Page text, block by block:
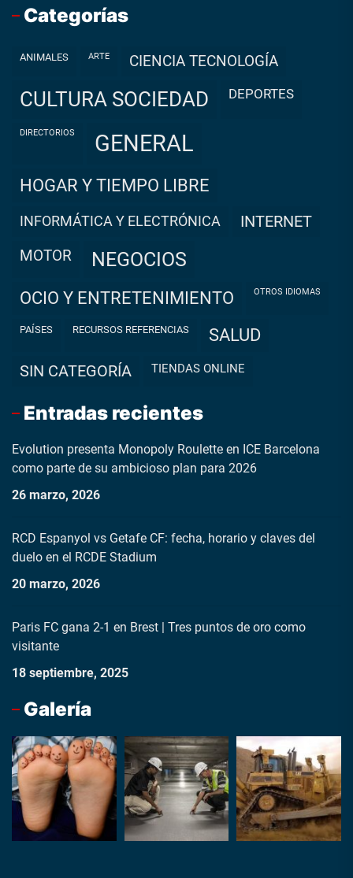
Categorías
ANIMALES ARTE CIENCIA TECNOLOGÍA
CULTURA SOCIEDAD DEPORTES
DIRECTORIOS GENERAL
HOGAR Y TIEMPO LIBRE
INFORMÁTICA Y ELECTRÓNICA INTERNET
MOTOR NEGOCIOS
OCIO Y ENTRETENIMIENTO OTROS IDIOMAS
PAÍSES RECURSOS REFERENCIAS SALUD
SIN CATEGORÍA TIENDAS ONLINE
Entradas recientes
Evolution presenta Monopoly Roulette en ICE Barcelona
como parte de su ambicioso plan para 2026
26 marzo, 2026
RCD Espanyol vs Getafe CF: fecha, horario y claves del
duelo en el RCDE Stadium
20 marzo, 2026
Paris FC gana 2-1 en Brest | Tres puntos de oro como
visitante
18 septiembre, 2025
Galería